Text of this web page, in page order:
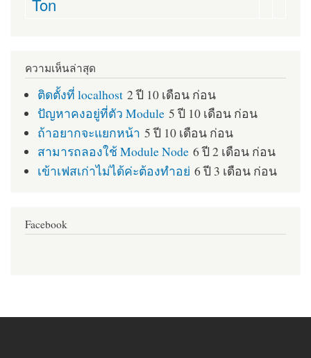
ความเห็นล่าสุด
ติดตั้งที่ localhost 2 ปี 10 เดือน ก่อน
ปัญหาคงอยู่ที่ตัว Module 5 ปี 10 เดือน ก่อน
ถ้าอยากจะแยกหน้า 5 ปี 10 เดือน ก่อน
สามารถลองใช้ Module Node 6 ปี 2 เดือน ก่อน
เข้าเฟสเก่าไม่ได้ค่ะต้องทำอย่ 6 ปี 3 เดือน ก่อน
Facebook